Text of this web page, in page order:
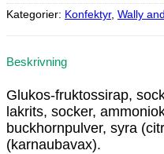
Kategorier: Konfektyr, Wally
Beskrivning
Glukos-fruktossirap,
lakrits, socker,
buckhornpulver, syra
(karnaubavax).